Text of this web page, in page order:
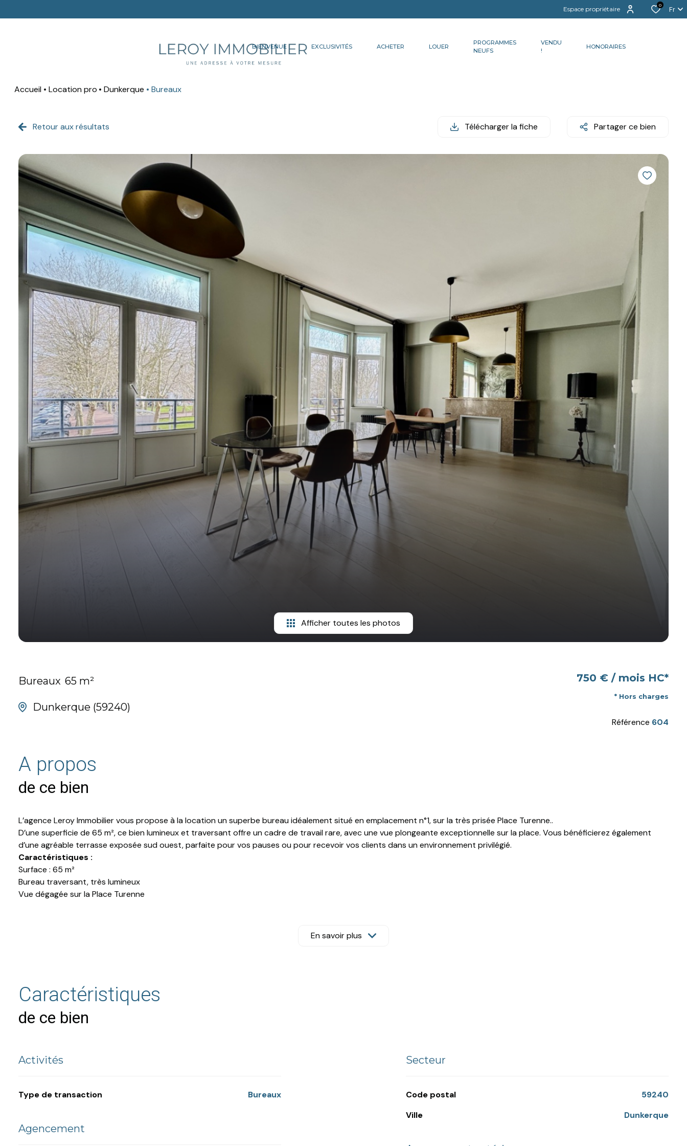
Espace propriétaire
0 Fr
BIENVENUE EXCLUSIVITÉS ACHETER LOUER
PROGRAMMES
NEUFS
VENDU
!
HONORAIRES
Accueil Location pro Dunkerque Bureaux
Retour aux résultats Télécharger la fiche Partager ce bien
Afficher toutes les photos
Bureaux 65 m²
Dunkerque (59240)
750 € / mois HC*
* Hors charges
Référence 604
A propos
de ce bien
L’agence Leroy Immobilier vous propose à la location un superbe bureau idéalement situé en emplacement n°1, sur la très prisée Place Turenne..
D’une superficie de 65 m², ce bien lumineux et traversant offre un cadre de travail rare, avec une vue plongeante exceptionnelle sur la place. Vous bénéficierez également
d’une agréable terrasse exposée sud ouest, parfaite pour vos pauses ou pour recevoir vos clients dans un environnement privilégié.
Caractéristiques :
Surface : 65 m²
Bureau traversant, très lumineux
Vue dégagée sur la Place Turenne
En savoir plus
Caractéristiques
de ce bien
Activités
Type de transaction Bureaux
Agencement
Secteur
Code postal
59240
Ville
Dunkerque